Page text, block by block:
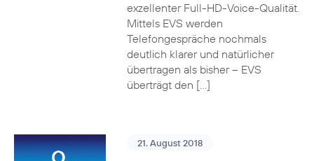
exzellenter Full-HD-Voice-Qualität.
Mittels EVS werden
Telefongespräche nochmals
deutlich klarer und natürlicher
übertragen als bisher – EVS
überträgt den […]
21. August 2018